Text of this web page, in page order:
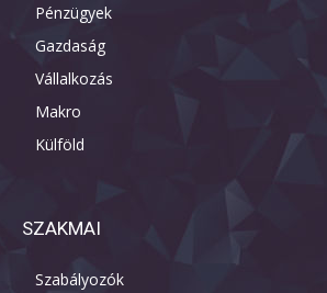
Pénzügyek
Gazdaság
Vállalkozás
Makro
Külföld
SZAKMAI
Szabályozók